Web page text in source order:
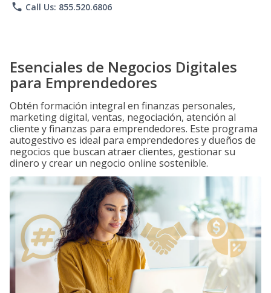
phone Call Us: 855.520.6806
Esenciales de Negocios Digitales
para Emprendedores
Obtén formación integral en finanzas personales,
marketing digital, ventas, negociación, atención al
cliente y finanzas para emprendedores. Este programa
autogestivo es ideal para emprendedores y dueños de
negocios que buscan atraer clientes, gestionar su
dinero y crear un negocio online sostenible.